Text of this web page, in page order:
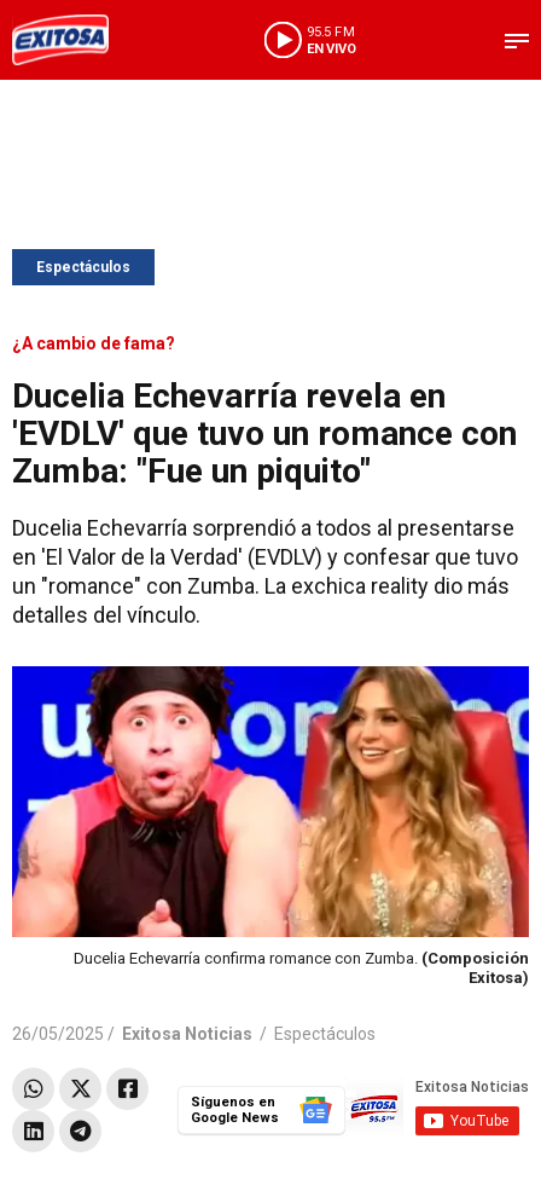
95.5 FM
EN VIVO
Espectáculos
¿A cambio de fama?
Ducelia Echevarría revela en
'EVDLV' que tuvo un romance con
Zumba: "Fue un piquito"
Ducelia Echevarría sorprendió a todos al presentarse
en 'El Valor de la Verdad' (EVDLV) y confesar que tuvo
un "romance" con Zumba. La exchica reality dio más
detalles del vínculo.
Ducelia Echevarría confirma romance con Zumba. (Composición
Exitosa)
26/05/2025 / Exitosa Noticias / Espectáculos
Síguenos en
Google News